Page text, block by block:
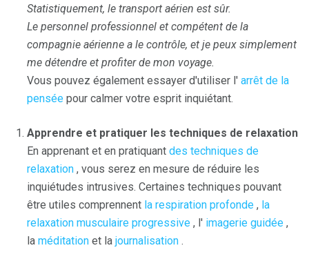
Statistiquement, le transport aérien est sûr.
Le personnel professionnel et compétent de la
compagnie aérienne a le contrôle, et je peux simplement
me détendre et profiter de mon voyage.
Vous pouvez également essayer d'utiliser l' arrêt de la
pensée pour calmer votre esprit inquiétant.
Apprendre et pratiquer les techniques de relaxation
En apprenant et en pratiquant des techniques de
relaxation , vous serez en mesure de réduire les
inquiétudes intrusives. Certaines techniques pouvant
être utiles comprennent la respiration profonde , la
relaxation musculaire progressive , l' imagerie guidée ,
la méditation et la journalisation .